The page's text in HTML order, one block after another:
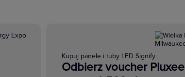
Kupuj panele i tuby LED Signify
Odbierz voucher Pluxee